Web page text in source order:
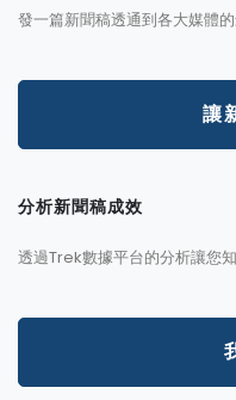
發一篇新聞稿透通到各大媒體
讓
分析新聞稿成效
透過Trek數據平台的分析讓您